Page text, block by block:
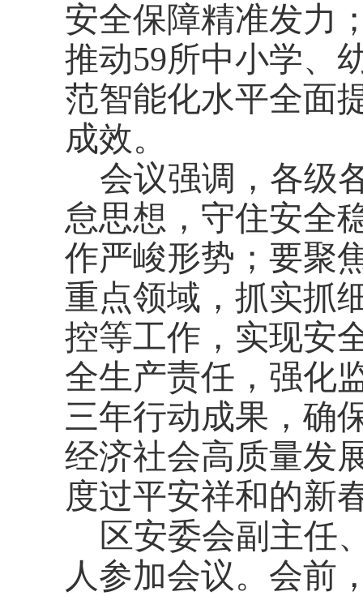
安全保障精准发力
推动59所中小学、
范智能化水平全面
成效。
会议强调，各级
怠思想，守住安全
作严峻形势；要聚
重点领域，抓实抓
控等工作，实现安
全生产责任，强化
三年行动成果，确
经济社会高质量发
度过平安祥和的新
区安委会副主任
人参加会议。会前